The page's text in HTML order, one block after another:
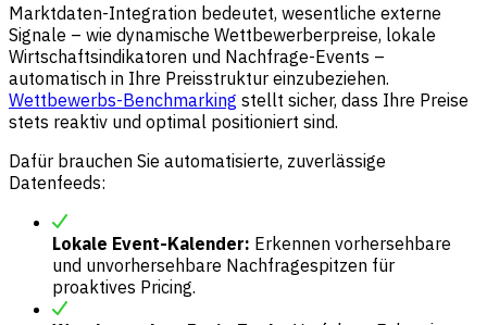
Marktdaten-Integration bedeutet, wesentliche externe
Signale – wie dynamische Wettbewerberpreise, lokale
Wirtschaftsindikatoren und Nachfrage-Events –
automatisch in Ihre Preisstruktur einzubeziehen.
Wettbewerbs-Benchmarking stellt sicher, dass Ihre Preise
stets reaktiv und optimal positioniert sind.
Dafür brauchen Sie automatisierte, zuverlässige
Datenfeeds:
Lokale Event-Kalender: Erkennen vorhersehbare
und unvorhersehbare Nachfragespitzen für
proaktives Pricing.